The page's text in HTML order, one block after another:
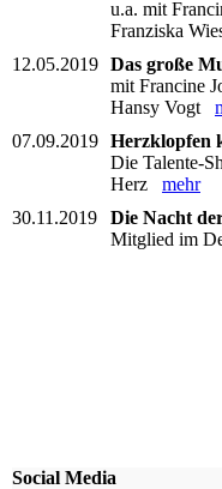
u.a. mit
Franziska
12.05.2019 Das große
mit Francine
Hansy Vogt
07.09.2019 Herzklopfen
Die Talente-
Herz mehr
30.11.2019
Die Nacht
Mitglied im
Social Media